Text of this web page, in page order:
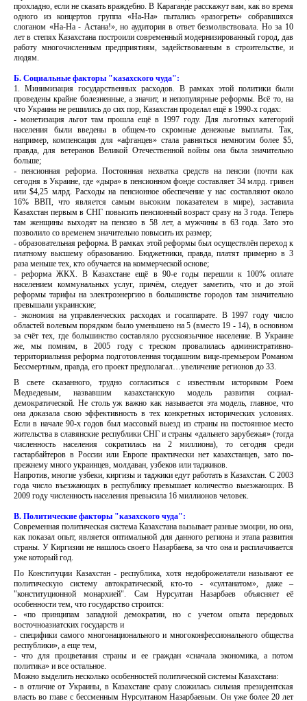
прохладно, если не сказать враждебно. В Караганде расскажут вам, как во время
одного из концертов группа «На-На» пытались «разогреть» собравшихся
слоганом «На-На - Астана!», но аудитория в ответ безмолвствовала. Но за 10
лет в степях Казахстана построили современный модернизированный город, дав
работу многочисленным предприятиям, задействованным в строительстве, и
людям.
Б. Социальные факторы "казахского чуда":
1. Минимизация государственных расходов. В рамках этой политики были
проведены крайне болезненные, а значит, и непопулярные реформы. Всё то, на
что Украина не решились до сих пор, Казахстан проделал ещё в 1990-х годах:
- монетизация льгот там прошла ещё в 1997 году. Для льготных категорий
населения были введены в общем-то скромные денежные выплаты. Так,
например, компенсация для «афганцев» стала равняться немногим более $5,
правда, для ветеранов Великой Отечественной войны она была значительно
больше;
- пенсионная реформа. Постоянная нехватка средств на пенсии (почти как
сегодня в Украине, где «дыра» в пенсионном фонде составляет 34 млрд. гривен
или $4,25 млрд. Расходы на пенсионное обеспечение у нас составляют около
16% ВВП, что является самым высоким показателем в мире), заставила
Казахстан первым в СНГ повысить пенсионный возраст сразу на 3 года. Теперь
там женщины выходят на пенсию в 58 лет, а мужчины в 63 года. Зато это
позволило со временем значительно повысить их размер;
- образовательная реформа. В рамках этой реформы был осуществлён переход к
платному высшему образованию. Бюджетники, правда, платят примерно в 3
раза меньше тех, кто обучается на коммерческой основе;
- реформа ЖКХ. В Казахстане ещё в 90-е годы перешли к 100% оплате
населением коммунальных услуг, причём, следует заметить, что и до этой
реформы тарифы на электроэнергию в большинстве городов там значительно
превышали украинские;
- экономия на управленческих расходах и госаппарате. В 1997 году число
областей волевым порядком было уменьшено на 5 (вместо 19 - 14), в основном
за счёт тех, где большинство составляло русскоязычное население. В Украине
же, мы помним, в 2005 году с треском провалилась административно-
территориальная реформа подготовленная тогдашним вице-премьером Романом
Бессмертным, правда, его проект предполагал…увеличение регионов до 33.
В свете сказанного, трудно согласиться с известным историком Роем
Медведевым, назвавшим казахстанскую модель развития социал-
демократической. Не столь уж важно как называется эта модель, главное, что
она доказала свою эффективность в тех конкретных исторических условиях.
Если в начале 90-х годов был массовый выезд из страны на постоянное место
жительства в славянские республики СНГ и страны «дальнего зарубежья» (тогда
численность населения сократилась на 2 миллиона), то сегодня среди
гастарбайтеров в России или Европе практически нет казахстанцев, зато по-
прежнему много украинцев, молдаван, узбеков или таджиков.
Напротив, многие узбеки, киргизы и таджики едут работать в Казахстан. С 2003
года число въезжающих в республику превышает количество выезжающих. В
2009 году численность населения превысила 16 миллионов человек.
В. Политические факторы "казахского чуда":
Современная политическая система Казахстана вызывает разные эмоции, но она,
как показал опыт, является оптимальной для данного региона и этапа развития
страны. У Киргизии не нашлось своего Назарбаева, за что она и расплачивается
уже который год.
По Конституции Казахстан - республика, хотя недоброжелатели называют ее
политическую систему автократической, кто-то - «султанатом», даже –
"конституционной монархией". Сам Нурсултан Назарбаев объясняет её
особенности тем, что государство строится:
- «по принципам западной демократии, но с учетом опыта передовых
восточноазиатских государств и
- специфики самого многонационального и многоконфессионального общества
республики», а еще тем,
- что для процветания страны и ее граждан «сначала экономика, а потом
политика» и все остальное.
Можно выделить несколько особенностей политической системы Казахстана:
- в отличие от Украины, в Казахстане сразу сложилась сильная президентская
власть во главе с бессменным Нурсултаном Назарбаевым. Он уже более 20 лет